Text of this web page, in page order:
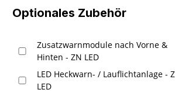
Optionales Zubehör
Zusatzwarnmodule nach Vorne &
Hinten - ZN LED
LED Heckwarn- / Lauflichtanlage -
LED